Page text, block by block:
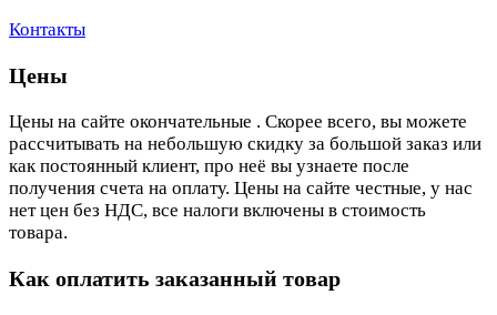
Контакты
Цены
Цены на сайте окончательные . Скорее всего, вы можете
рассчитывать на небольшую скидку за большой заказ или
как постоянный клиент, про неё вы узнаете после
получения счета на оплату. Цены на сайте честные, у нас
нет цен без НДС, все налоги включены в стоимость
товара.
Как оплатить заказанный товар